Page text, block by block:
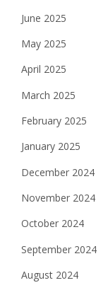
June 2025
May 2025
April 2025
March 2025
February 2025
January 2025
December 2024
November 2024
October 2024
September 2024
August 2024